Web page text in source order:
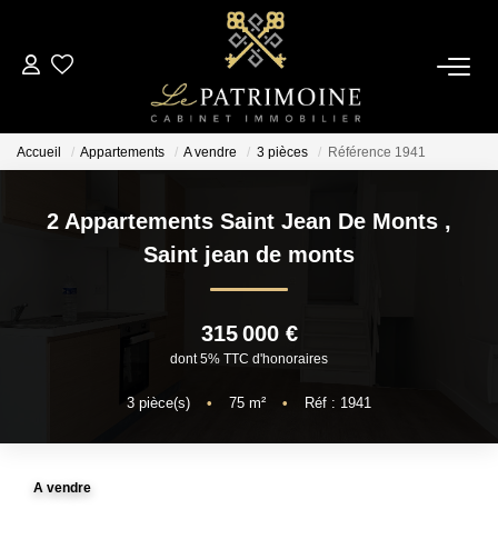
ACCUEIL
NOS ANNONCES
Locations
ESTIMATION
Accueil Appartements A vendre 3 pièces Référence 1941
2 Appartements Saint Jean De Monts ,
Saint jean de monts
315 000 €
dont 5% TTC d'honoraires
3 pièce(s) • 75 m² • Réf : 1941
A vendre